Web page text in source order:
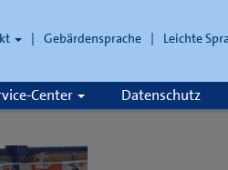
Gebärdensprache Leichte
Center Datenschutz